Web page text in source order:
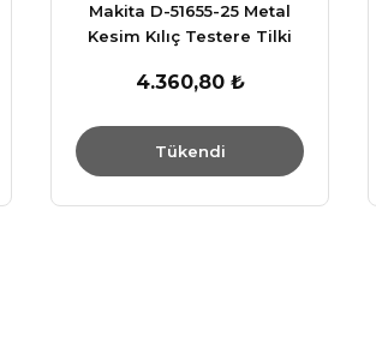
Makita D-51655-25 Metal
Kesim Kılıç Testere Tilki
4.360,80 ₺
Tükendi